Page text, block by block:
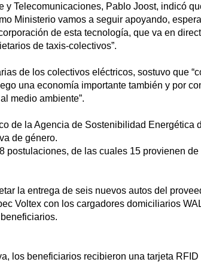
y Telecomunicaciones, Pablo Joost, indicó
Ministerio vamos a seguir apoyando,
de esta tecnología, que va en
de taxis-colectivos”.
de los colectivos eléctricos, sostuvo que
una economía importante también y por
medio ambiente”.
de la Agencia de Sostenibilidad
de género.
postulaciones, de las cuales 15 provienen
la entrega de seis nuevos autos del
Voltex con los cargadores domiciliarios
los beneficiarios recibieron una tarjeta